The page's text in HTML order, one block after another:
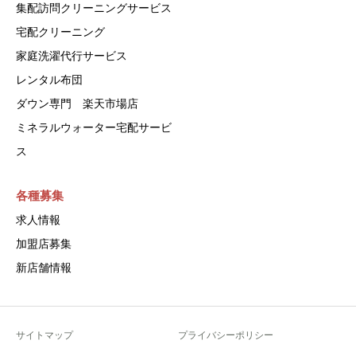
集配訪問クリーニングサービス
宅配クリーニング
家庭洗濯代行サービス
レンタル布団
ダウン専門 楽天市場店
ミネラルウォーター宅配サービ
ス
各種募集
求人情報
加盟店募集
新店舗情報
サイトマップ プライバシーポリシー